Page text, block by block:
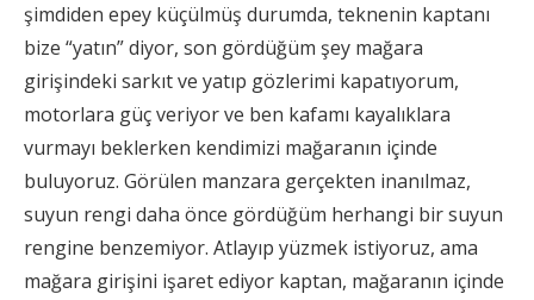
şimdiden epey küçülmüş durumda, teknenin kaptanı
bize “yatın” diyor, son gördüğüm şey mağara
girişindeki sarkıt ve yatıp gözlerimi kapatıyorum,
motorlara güç veriyor ve ben kafamı kayalıklara
vurmayı beklerken kendimizi mağaranın içinde
buluyoruz. Görülen manzara gerçekten inanılmaz,
suyun rengi daha önce gördüğüm herhangi bir suyun
rengine benzemiyor. Atlayıp yüzmek istiyoruz, ama
mağara girişini işaret ediyor kaptan, mağaranın içinde